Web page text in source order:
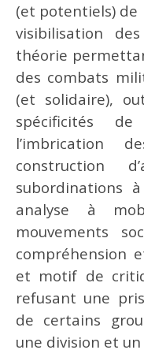
(et potentiels) de
visibilisation
théorie
des combats
(et solidaire),
spécificités
l’imbrication
construction
subordinations
analyse à
mouvements
compréhension
et motif de
refusant une
de certains
une division et